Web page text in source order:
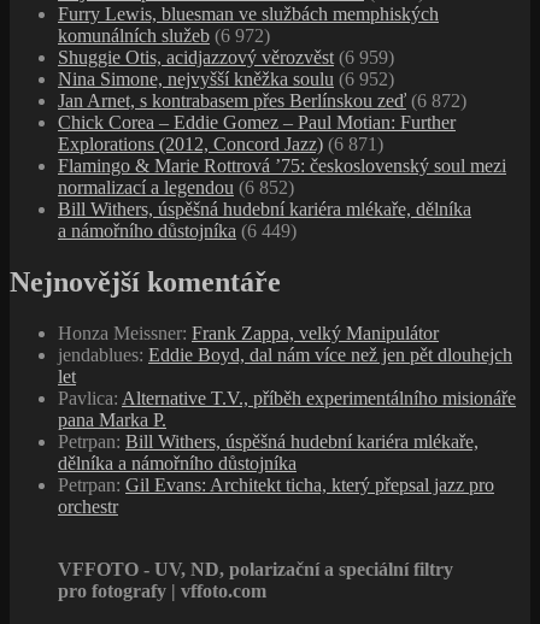
Furry Lewis, bluesman ve službách memphiských
komunálních služeb (6 972)
Shuggie Otis, acidjazzový věrozvěst (6 959)
Nina Simone, nejvyšší kněžka soulu (6 952)
Jan Arnet, s kontrabasem přes Berlínskou zeď (6 872)
Chick Corea – Eddie Gomez – Paul Motian: Further
Explorations (2012, Concord Jazz) (6 871)
Flamingo & Marie Rottrová ’75: československý soul mezi
normalizací a legendou (6 852)
Bill Withers, úspěšná hudební kariéra mlékaře, dělníka
a námořního důstojníka (6 449)
Nejnovější komentáře
Honza Meissner: Frank Zappa, velký Manipulátor
jendablues: Eddie Boyd, dal nám více než jen pět dlouhejch
let
Pavlica: Alternative T.V., příběh experimentálního misionáře
pana Marka P.
Petrpan: Bill Withers, úspěšná hudební kariéra mlékaře,
dělníka a námořního důstojníka
Petrpan: Gil Evans: Architekt ticha, který přepsal jazz pro
orchestr
VFFOTO - UV, ND, polarizační a speciální filtry
pro fotografy | vffoto.com